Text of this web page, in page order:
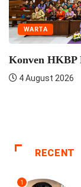
WARTA
Seminar
RECENT
1